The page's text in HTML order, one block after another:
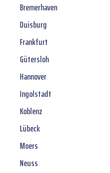
Bremerhaven
Duisburg
Frankfurt
Gütersloh
Hannover
Ingolstadt
Koblenz
Lübeck
Moers
Neuss